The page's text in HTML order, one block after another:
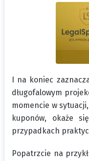
I na koniec
długofalowym
momencie w
kuponów, okaże
przypadkach
Popatrzcie na